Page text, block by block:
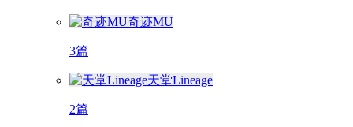
奇迹MU
3篇
天堂Lineage
2篇